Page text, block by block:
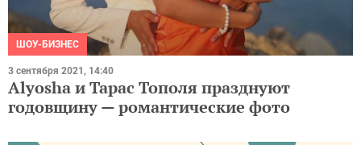
ШОУ-БИЗНЕС
3 сентября 2021, 14:40
Alyosha и Тарас Тополя празднуют
годовщину — романтические фото